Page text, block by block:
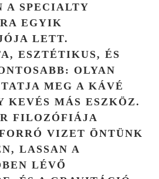
A SPECIALTY
EGYIK
LETT.
ESZTÉTIKUS, ÉS
OLYAN
MEG A KÁVÉ
KEVÉS MÁS ESZKÖZ.
FILOZÓFIÁJA
VIZET ÖNTÜNK
LASSAN A
LÉVŐ